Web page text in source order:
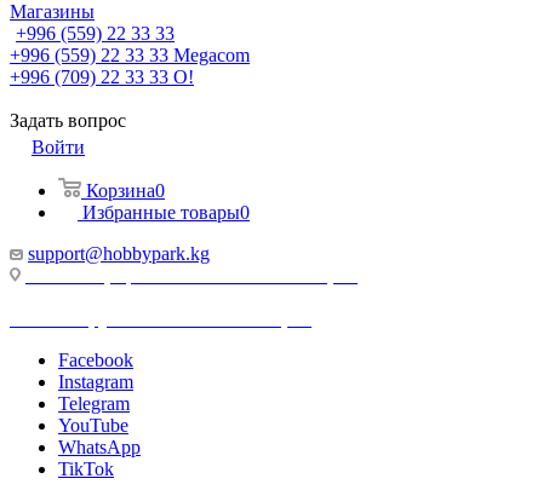
Магазины
+996 (559) 22 33 33
+996 (559) 22 33 33 Megacom
+996 (709) 22 33 33 O!
Задать вопрос
Войти
Корзина0
Избранные товары0
support@hobbypark.kg
Facebook
Instagram
Telegram
YouTube
WhatsApp
TikTok